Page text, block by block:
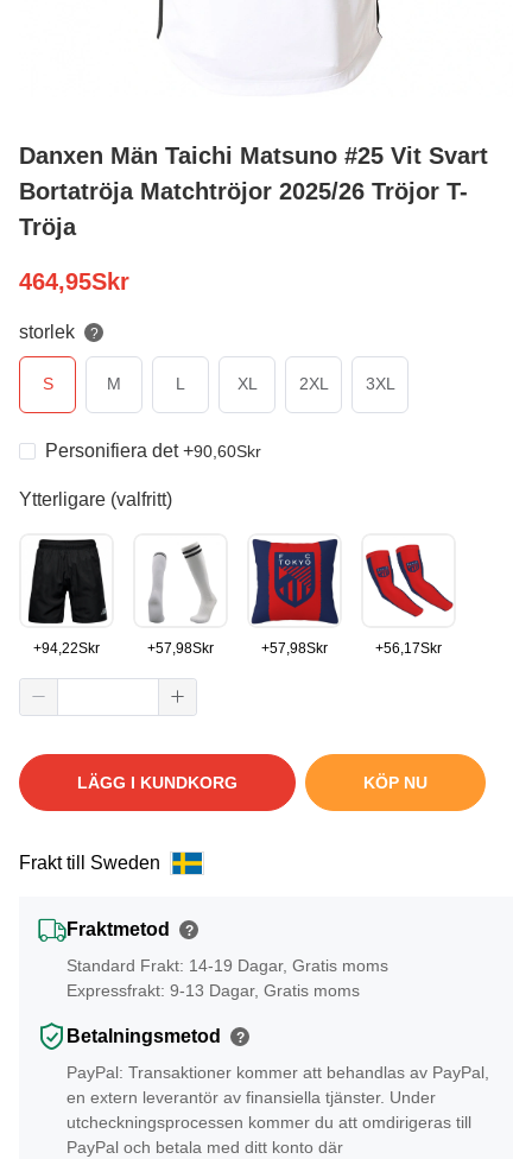
Danxen Män Taichi Matsuno #25 Vit Svart
Bortatröja Matchtröjor 2025/26 Tröjor T-
Tröja
464,95Skr
storlek ?
S M L XL 2XL 3XL
Personifiera det+90,60Skr
Ytterligare (valfritt)
+94,22Skr +57,98Skr +57,98Skr +56,17Skr
LÄGG I KUNDKORG KÖP NU
Frakt till Sweden
Fraktmetod ?
Standard Frakt: 14-19 Dagar, Gratis moms
Expressfrakt: 9-13 Dagar, Gratis moms
Betalningsmetod ?
PayPal: Transaktioner kommer att behandlas av PayPal,
en extern leverantör av finansiella tjänster. Under
utcheckningsprocessen kommer du att omdirigeras till
PayPal och betala med ditt konto där